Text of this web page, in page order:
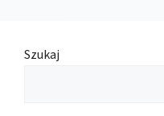
Szukaj